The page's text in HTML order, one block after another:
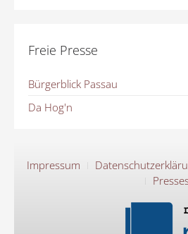
Freie Presse
Bürgerblick Passau
Da Hog'n
Impressum